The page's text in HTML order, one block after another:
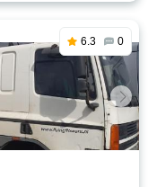
6.3 0